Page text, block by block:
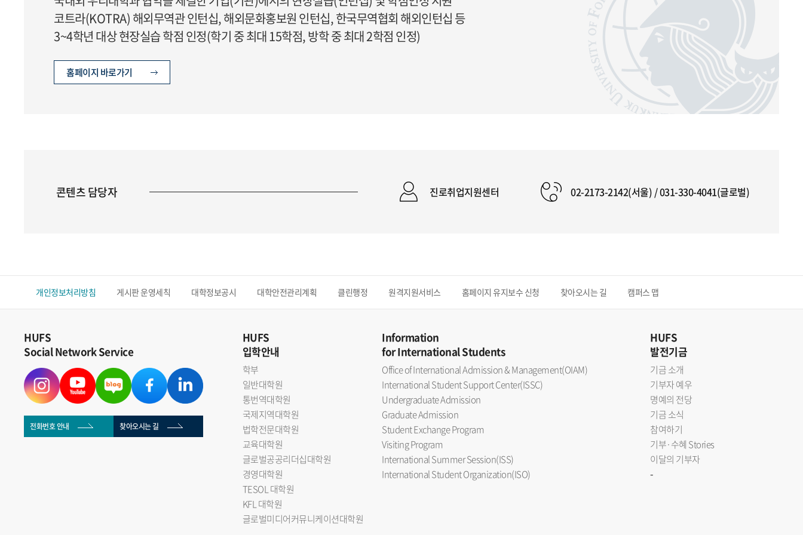
코트라(KOTRA) 해외무역관 인턴십, 해외문화홍보원 인턴십, 한국무역협회 해외인턴십 등
3~4학년 대상 현장실습 학점 인정(학기 중 최대 15학점, 방학 중 최대 2학점 인정)
홈페이지 바로가기
콘텐츠 담당자 진로취업지원센터 02-2173-2142(서울) / 031-330-4041(글로벌)
개인정보처리방침 게시판 운영세칙 대학정보공시 대학안전관리계획 클린행정 원격지원서비스 홈페이지 유지보수 신청 찾아오시는 길 캠퍼스 맵
HUFS
Social Network Service
전화번호 안내 찾아오시는 길
HUFS
입학안내
학부
일반대학원
통번역대학원
국제지역대학원
법학전문대학원
교육대학원
글로벌공공리더십대학원
경영대학원
TESOL 대학원
KFL 대학원
글로벌미디어커뮤니케이션대학원
Information
for International Students
Office of International Admission & Management(OIAM)
International Student Support Center(ISSC)
Undergraduate Admission
Graduate Admission
Student Exchange Program
Visiting Program
International Summer Session(ISS)
International Student Organization(ISO)
HUFS
발전기금
기금 소개
기부자 예우
명예의 전당
기금 소식
참여하기
기부·수혜 Stories
이달의 기부자
-